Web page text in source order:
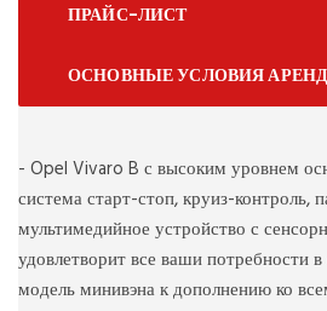
ПРАЙС-ЛИСТ
ОСНОВНЫЕ УСЛОВИЯ
- Opel Vivaro B с высоким уровнем
система старт-стоп, круиз-контроль,
мультимедийное устройство с
удовлетворит все ваши потребности
модель минивэна к дополнению ко